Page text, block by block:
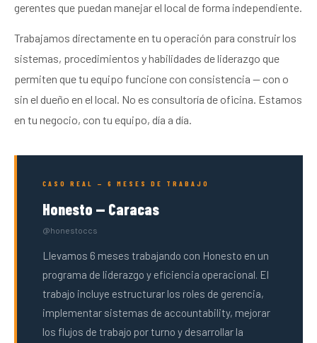
gerentes que puedan manejar el local de forma independiente.
Trabajamos directamente en tu operación para construir los
sistemas, procedimientos y habilidades de liderazgo que
permiten que tu equipo funcione con consistencia — con o
sin el dueño en el local. No es consultoría de oficina. Estamos
en tu negocio, con tu equipo, día a día.
CASO REAL — 6 MESES DE TRABAJO
Honesto — Caracas
@honestoccs
Llevamos 6 meses trabajando con Honesto en un
programa de liderazgo y eficiencia operacional. El
trabajo incluye estructurar los roles de gerencia,
implementar sistemas de accountability, mejorar
los flujos de trabajo por turno y desarrollar la